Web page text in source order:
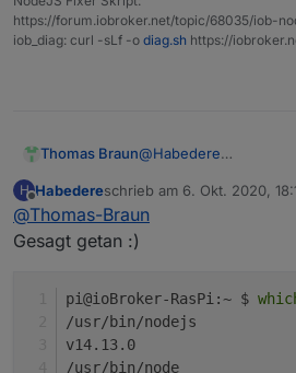
https://forum.iobroker.net/topic/68035/iob-
iob_diag: curl -sLf -o diag.sh https://
Thomas Braun@Habedere
den letzten Stand
H
Offline
Habedereschrieb am 6. Okt. 2020,
zuletzt editiert von
@Thomas-Braun
Gesagt getan :)
pi@ioBroker-RasPi:~ $
/usr/bin/nodejs
v14.13.0
/usr/bin/node